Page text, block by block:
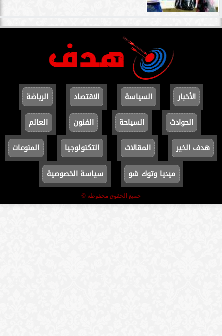
الأخبار السياسة الاقتصاد
الرياضة
الحوادث
السياحة الفنون
العالم
هدف الخير
المقالات التكنولوجيا
المنوعات
ميديا وتوك شو
سياسة الخصوصية
جميع الحقوق محفوظة ©